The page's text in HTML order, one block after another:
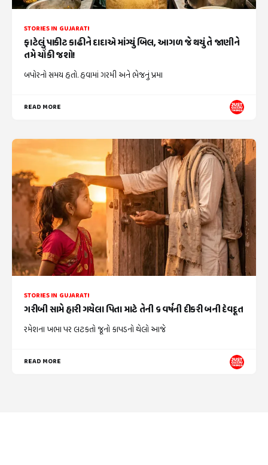
STORIES IN GUJARATI
ફાટેલું પાકીટ કાઢીને દાદાએ માંગ્યું બિલ, આગળ જે થયું તે જાણીને
તમે ચોંકી જશો!
બપોરનો સમય હતો. હવામાં ગરમી અને ભેજનું પ્રમા
READ MORE
STORIES IN GUJARATI
ગરીબી સામે હારી ગયેલા પિતા માટે તેની ૬ વર્ષની દીકરી બની દેવદૂત
રમેશના ખભા પર લટકતો જૂનો કાપડનો થેલો આજે
READ MORE